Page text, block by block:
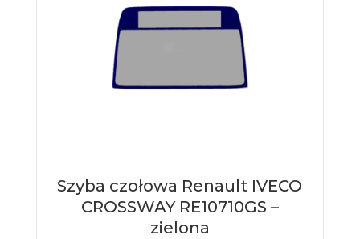
Szyba czołowa Renault IVECO
CROSSWAY RE10710GS –
zielona